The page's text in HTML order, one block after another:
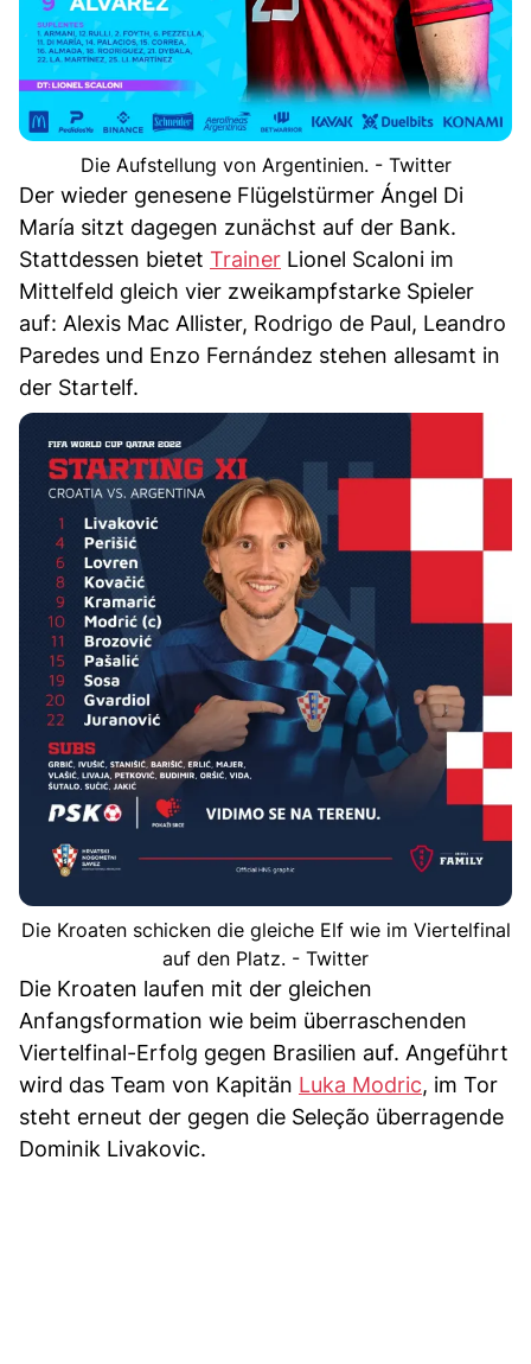
Die Aufstellung von Argentinien. - Twitter
Der wieder genesene Flügelstürmer Ángel Di
María sitzt dagegen zunächst auf der Bank.
Stattdessen bietet Trainer Lionel Scaloni im
Mittelfeld gleich vier zweikampfstarke Spieler
auf: Alexis Mac Allister, Rodrigo de Paul, Leandro
Paredes und Enzo Fernández stehen allesamt in
der Startelf.
Die Kroaten schicken die gleiche Elf wie im Viertelfinal
auf den Platz. - Twitter
Die Kroaten laufen mit der gleichen
Anfangsformation wie beim überraschenden
Viertelfinal-Erfolg gegen Brasilien auf. Angeführt
wird das Team von Kapitän Luka Modric, im Tor
steht erneut der gegen die Seleção überragende
Dominik Livakovic.